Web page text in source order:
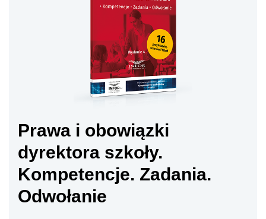
Prawa i obowiązki
dyrektora szkoły.
Kompetencje. Zadania.
Odwołanie